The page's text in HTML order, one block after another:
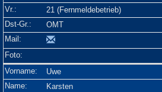
21 (Fernmeldebetrieb)
OMT
Uwe
Karsten